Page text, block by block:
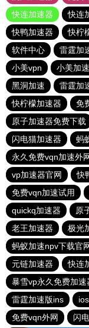
快连加速器
快连
快鸭加速器
快柠
软件中心
雷霆加
小美vpn
小美加
黑洞加速
雷霆加
快柠檬加速器
免
原子加速器免费下载
闪电猫加速器
蚂
永久免费vqn加速外
vp加速器官网
快
免费vqn加速试用
quickq加速器
原
老王加速器
极光
蚂蚁加速npv下载官
元链加速器
快连
暴雪vp永久免费加速
雷霆加速版ins
免费vqn外网
闪